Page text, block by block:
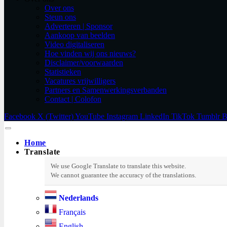
Over ons
Steun ons
Adverteren | Sponsor
Aankoop van beelden
Video digitaliseren
Hoe vinden wij ons nieuws?
Disclaimer/voorwaarden
Statistieken
Vacatures vrijwilligers
Partners en Samenwerkingsverbanden​
Contact | Colofon
Facebook X (Twitter)YouTube Instagram LinkedIn TikTok Tumblr
Home
Translate
Nederlands
Français